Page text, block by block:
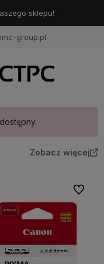
sklepu!
group.pl
Zobacz więcej
Do